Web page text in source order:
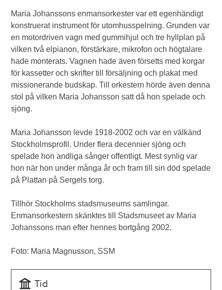
Maria Johanssons enmansorkester var ett egenhändigt
konstruerat instrument för utomhusspelning. Grunden var
en motordriven vagn med gummihjul och tre hyllplan på
vilken två elpianon, förstärkare, mikrofon och högtalare
hade monterats. Vagnen hade även försetts med korgar
för kassetter och skrifter till försäljning och plakat med
missionerande budskap. Till orkestern hörde även denna
stol på vilken Maria Johansson satt då hon spelade och
sjöng.
Maria Johansson levde 1918-2002 och var en välkänd
Stockholmsprofil. Under flera decennier sjöng och
spelade hon andliga sånger offentligt. Mest synlig var
hon när hon under många år och fram till sin död spelade
på Plattan på Sergels torg.
Tillhör Stockholms stadsmuseums samlingar.
Enmansorkestern skänktes till Stadsmuseet av Maria
Johanssons man efter hennes bortgång 2002.
Foto: Maria Magnusson, SSM
Tid